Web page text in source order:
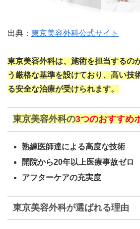
出典： 東京美容外科公式サイト
東京美容外科は、 施術を担当するの
う厳格な基準を設けており、高い技
る安全な治療が受けられます。
東京美容外科の3つのおすすめ
熟練医師達による高度な技術
開院から20年以上医療事故ゼロ
アフターケアの充実度
東京美容外科が選ばれる理由